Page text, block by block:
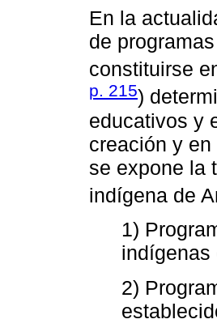
En la
de
constituirse
p. 215)
educativos y
creación y
se expone la
indígena de
1)
indígenas
2)